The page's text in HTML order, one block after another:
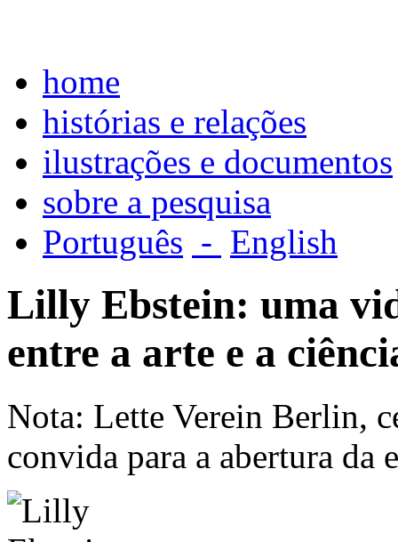
home
histórias e relações
ilustrações e documentos
sobre a pesquisa
Português - English
Lilly Ebstein: uma
entre a arte e a
Nota: Lette Verein Berlin,
convida para a abertura da